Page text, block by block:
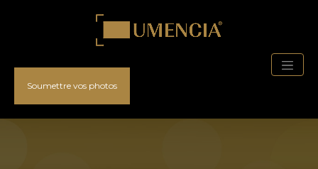
Soumettre vos photos